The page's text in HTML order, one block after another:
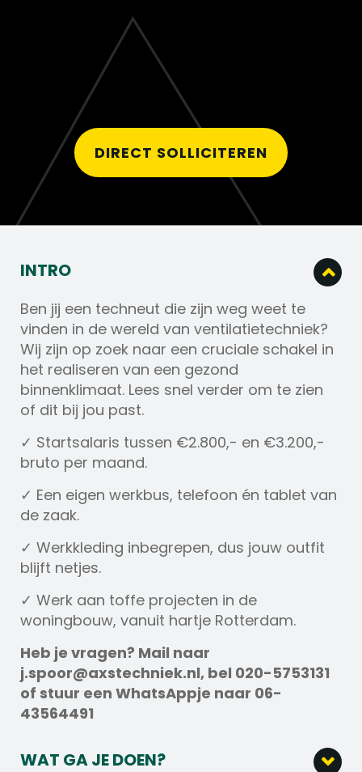
DIRECT SOLLICITEREN
INTRO
Ben jij een techneut die zijn weg weet te
vinden in de wereld van ventilatietechniek?
Wij zijn op zoek naar een cruciale schakel in
het realiseren van een gezond
binnenklimaat. Lees snel verder om te zien
of dit bij jou past.
✓ Startsalaris tussen €2.800,- en €3.200,-
bruto per maand.
✓ Een eigen werkbus, telefoon én tablet van
de zaak.
✓ Werkkleding inbegrepen, dus jouw outfit
blijft netjes.
✓ Werk aan toffe projecten in de
woningbouw, vanuit hartje Rotterdam.
Heb je vragen? Mail naar
j.spoor@axstechniek.nl, bel 020-5753131
of stuur een WhatsAppje naar 06-
43564491
WAT GA JE DOEN?